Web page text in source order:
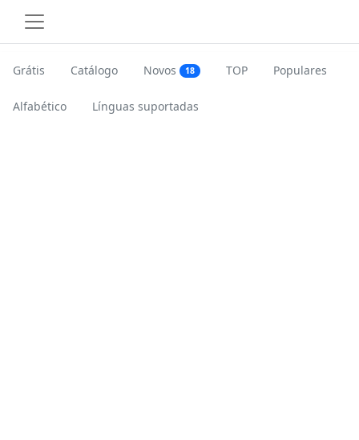
Grátis Catálogo Novos 18 TOP Populares
Alfabético Línguas suportadas